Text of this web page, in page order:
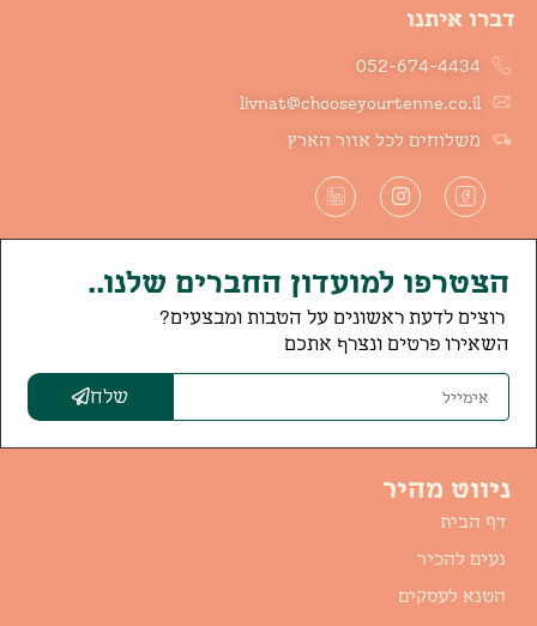
דברו איתנו
052-674-4434
livnat@chooseyourtenne.co.il
משלוחים לכל אזור הארץ
הצטרפו למועדון החברים שלנו..
רוצים לדעת ראשונים על הטבות ומבצעים?
השאירו פרטים ונצרף אתכם
שלח
ניווט מהיר
דף הבית
נעים להכיר
הטנא לעסקים